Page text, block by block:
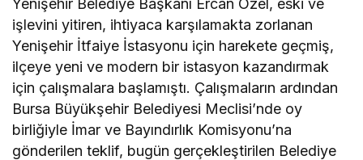
Yenişehir Belediye Başkanı Ercan Özel, eski ve
işlevini yitiren, ihtiyaca karşılamakta zorlanan
Yenişehir İtfaiye İstasyonu için harekete geçmiş,
ilçeye yeni ve modern bir istasyon kazandırmak
için çalışmalara başlamıştı. Çalışmaların ardından
Bursa Büyükşehir Belediyesi Meclisi’nde oy
birliğiyle İmar ve Bayındırlık Komisyonu’na
gönderilen teklif, bugün gerçekleştirilen Belediye